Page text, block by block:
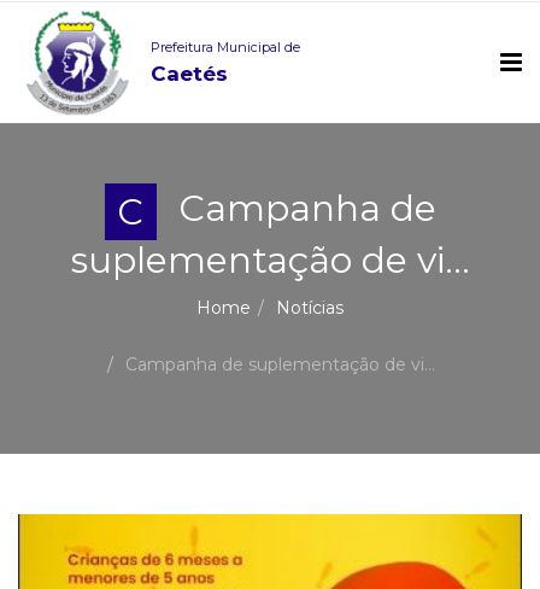
Prefeitura Municipal de
Caetés
C
Campanha de
suplementação de vi...
Home Notícias
Campanha de suplementação de vi...